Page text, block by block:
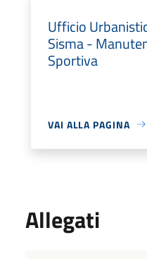
Ufficio
Sisma -
Sportiva
VAI ALLA PAGINA
Allegati